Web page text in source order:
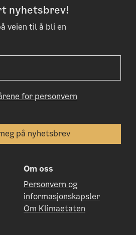
nyhetsbrev!
veien til å bli en
for personvern
Om oss
Personvern og
informasjonskapsler
Om Klimaetaten